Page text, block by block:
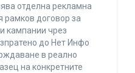
отделна рекламна
договор за
кампании чрез
до Нет Инфо
в реално
на конкретните